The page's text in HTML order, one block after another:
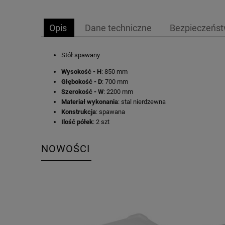
Opis Dane techniczne
Stół spawany
Wysokość - H: 850 mm
Głębokość - D: 700 mm
Szerokość - W: 2200 mm
Materiał wykonania: stal nierdzewna
Konstrukcja: spawana
Ilość półek: 2 szt
NOWOŚCI